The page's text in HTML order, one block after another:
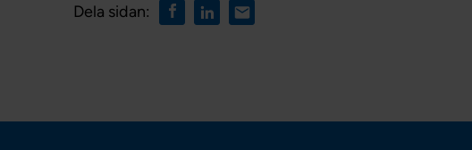
Dela sidan: